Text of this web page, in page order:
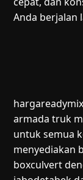
Anda berjalan
armada truk
untuk semua
menyediakan
boxculvert